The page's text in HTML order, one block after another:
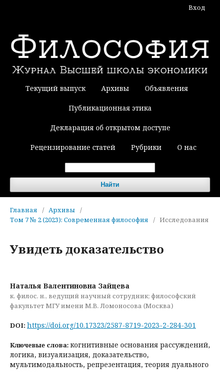
Текущий выпуск Архивы Объявления
Публикационная этика
Декларация об открытом доступе
Рецензирование статей Рубрики О нас
Найти
Вход
Главная / Архивы
/
Том 7 № 2 (2023): Современная философия
/ Исследования
Увидеть доказательство
Наталья Валентиновна Зайцева
к. филос. н., ведущий научный сотрудник; философский
факультет МГУ имени М.В. Ломоносова (Москва)
DOI: https://doi.org/10.17323/2587-8719-2023-2-284-301
Ключевые слова: когнитивные основания рассуждений,
логика, визуализация, доказательство,
мультимодальность, репрезентация, теория дуального